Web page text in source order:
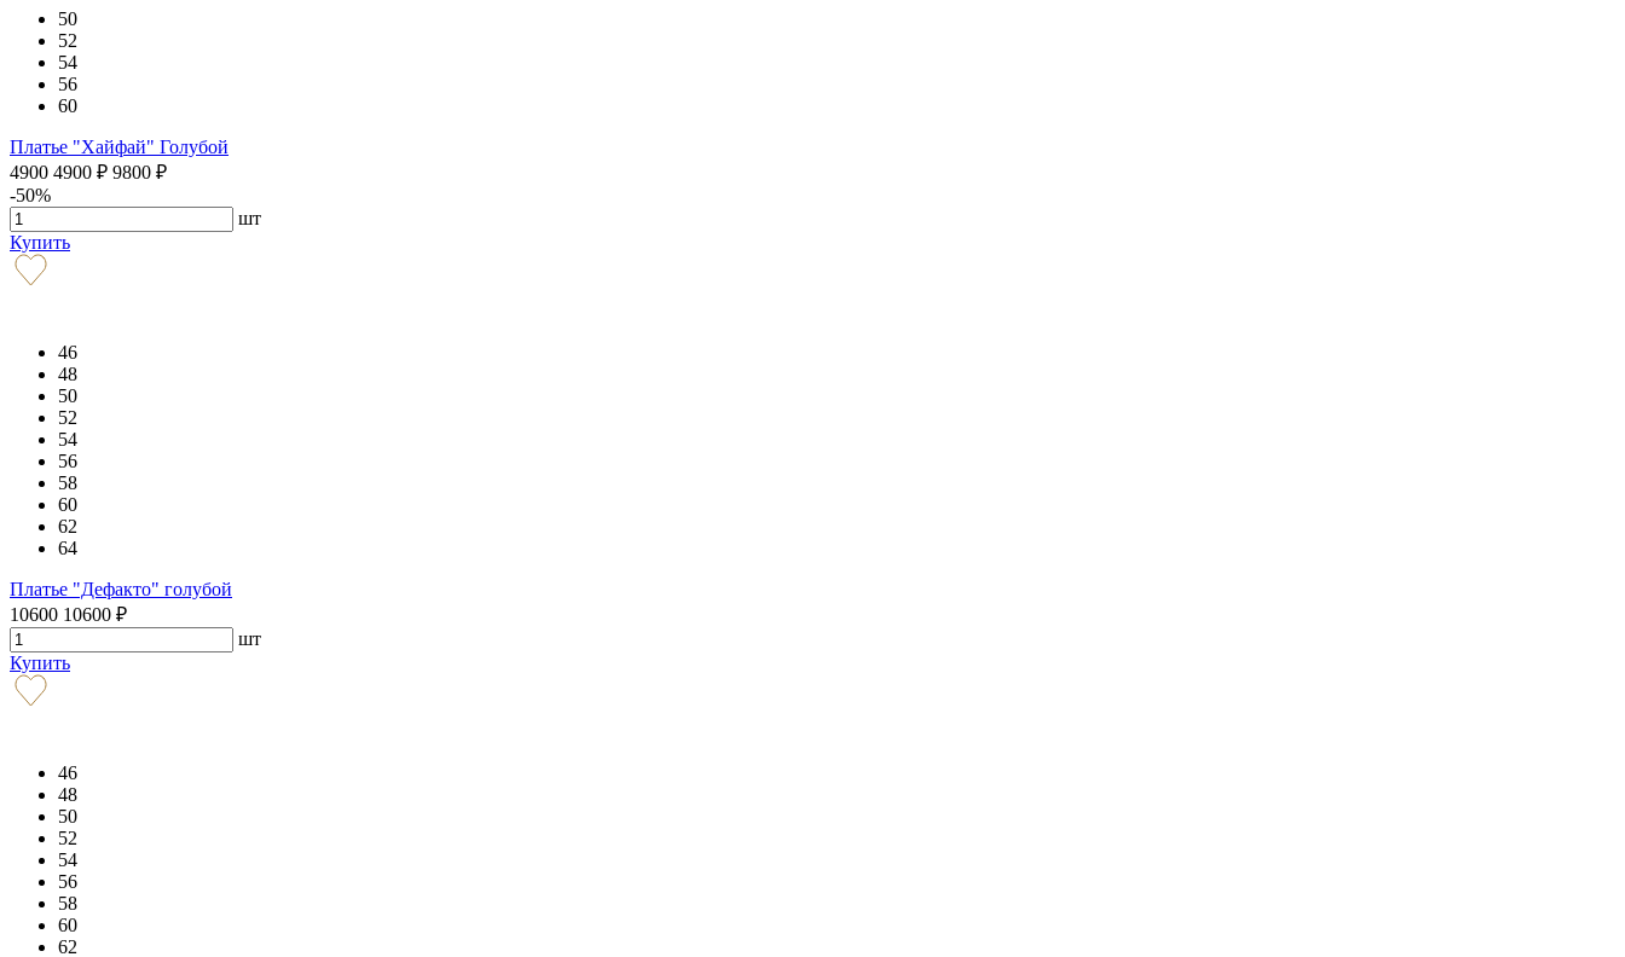
50
52
54
56
60
Платье "Хайфай" Голубой
4900 4900 ₽ 9800 ₽
-50%
шт
Купить
46
48
50
52
54
56
58
60
62
64
Платье "Дефакто" голубой
10600 10600 ₽
шт
Купить
46
48
50
52
54
56
58
60
62